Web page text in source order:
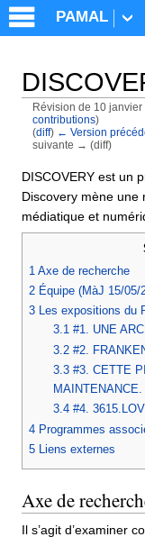
Révision de 10
contributions)
(diff) ← Version
suivante → (diff)
DISCOVERY est un
Discovery mène une
médiatique et
1 Axe de recherche
2 Équipe (MàJ 15/05/
3 Les expositions du
3.1 #1. UNE
3.2 #2.
3.3 #3. CETTE
3.4 #4.
4 Programmes
5 Liens externes
Axe de
Il s’agit d’examiner
PAMAL